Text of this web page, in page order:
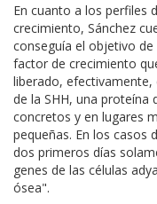
En cuanto a los perfiles
crecimiento, Sánchez
conseguía el objetivo
factor de crecimiento
liberado, efectivamente,
de la SHH, una
concretos y en lugares
pequeñas. En los casos
dos primeros días
genes de las células
ósea".